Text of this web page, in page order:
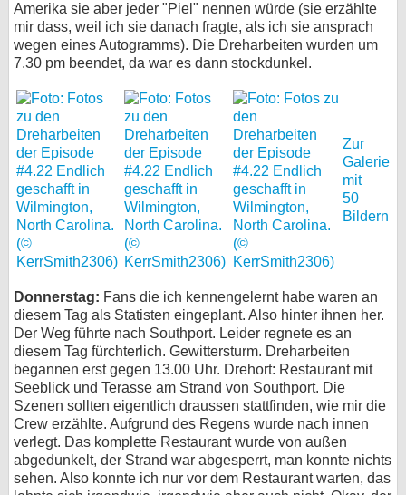
Amerika sie aber jeder "Piel" nennen würde (sie erzählte
mir dass, weil ich sie danach fragte, als ich sie ansprach
wegen eines Autogramms). Die Dreharbeiten wurden um
7.30 pm beendet, da war es dann stockdunkel.
Zur
Galerie
mit
50
Bildern
Donnerstag: Fans die ich kennengelernt habe waren an
diesem Tag als Statisten eingeplant. Also hinter ihnen her.
Der Weg führte nach Southport. Leider regnete es an
diesem Tag fürchterlich. Gewittersturm. Dreharbeiten
begannen erst gegen 13.00 Uhr. Drehort: Restaurant mit
Seeblick und Terasse am Strand von Southport. Die
Szenen sollten eigentlich draussen stattfinden, wie mir die
Crew erzählte. Aufgrund des Regens wurde nach innen
verlegt. Das komplette Restaurant wurde von außen
abgedunkelt, der Strand war abgesperrt, man konnte nichts
sehen. Also konnte ich nur vor dem Restaurant warten, das